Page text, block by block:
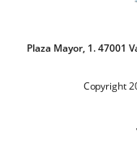
Plaza Mayor, 1. 47001
Copyright